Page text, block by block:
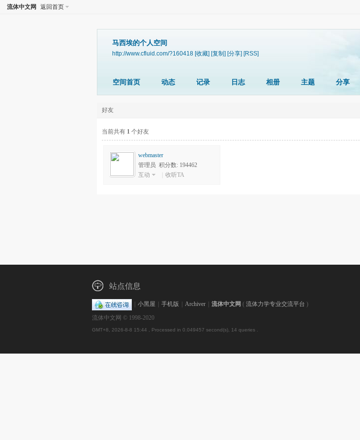
流体中文网 返回首页
马西埃的个人空间
http://www.cfluid.com/?160418 [收藏] [复制] [分享] [RSS]
空间首页 动态 记录 日志 相册 主题 分享
好友
当前共有 1 个好友
webmaster
管理员 积分数: 194462
互动
收听TA
站点信息
小黑屋 手机版 Archiver 流体中文网 ( 流体力学专业交流平台 )
流体中文网 © 1998-2020
GMT+8, 2026-8-8 15:44 , Processed in 0.049457 second(s), 14 queries .